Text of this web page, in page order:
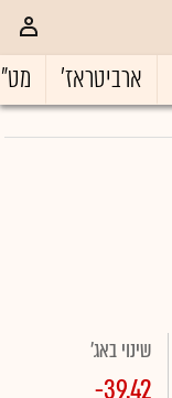
ארביטראז'
שינוי באג'